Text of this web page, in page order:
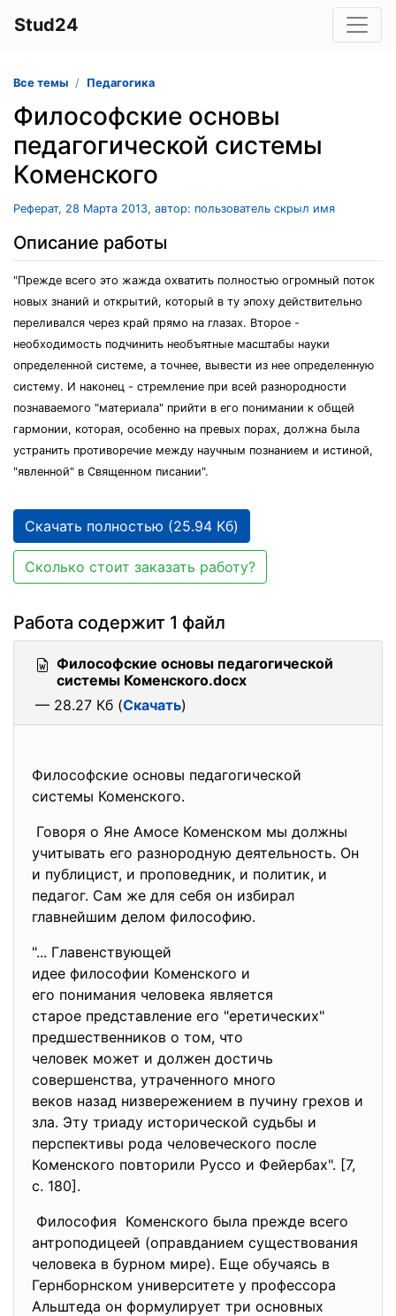
Stud24
Все темы Педагогика
Философские основы
педагогической системы
Коменского
Реферат, 28 Марта 2013, автор: пользователь скрыл имя
Описание работы
"Прежде всего это жажда охватить полностью огромный поток
новых знаний и открытий, который в ту эпоху действительно
переливался через край прямо на глазах. Второе -
необходимость подчинить необъятные масштабы науки
определенной системе, а точнее, вывести из нее определенную
систему. И наконец - стремление при всей разнородности
познаваемого "материала" прийти в его понимании к общей
гармонии, которая, особенно на превых порах, должна была
устранить противоречие между научным познанием и истиной,
"явленной" в Священном писании".
Скачать полностью (25.94 Кб)
Сколько стоит заказать работу?
Работа содержит 1 файл
Философские основы педагогической
системы Коменского.docx
— 28.27 Кб (Скачать)
Философские основы педагогической
системы Коменского.
Говоря о Яне Амосе Коменском мы должны
учитывать его разнородную деятельность. Он
и публицист, и проповедник, и политик, и
педагог. Сам же для себя он избирал
главнейшим делом философию.
"... Главенствующей
идее философии Коменского и
его понимания человека является
старое представление его "еретических"
предшественников о том, что
человек может и должен достичь
совершенства, утраченного много
веков назад низвережением в пучину грехов и
зла. Эту триаду исторической судьбы и
перспективы рода человеческого после
Коменского повторили Руссо и Фейербах". [7,
с. 180].
Философия Коменского была прежде всего
антроподицеей (оправданием существования
человека в бурном мире). Еще обучаясь в
Гернборнском университете у профессора
Альштеда он формулирует три основных